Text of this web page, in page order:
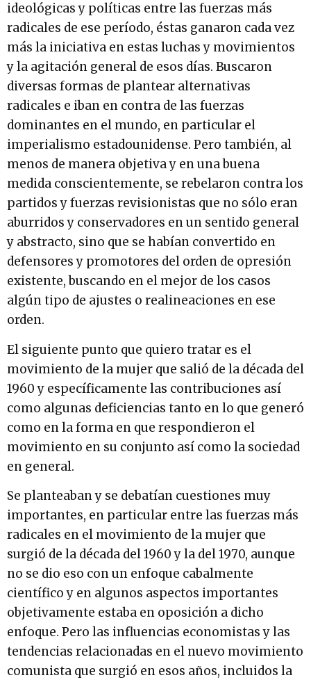
ideológicas y políticas entre las fuerzas más
radicales de ese período, éstas ganaron cada vez
más la iniciativa en estas luchas y movimientos
y la agitación general de esos días. Buscaron
diversas formas de plantear alternativas
radicales e iban en contra de las fuerzas
dominantes en el mundo, en particular el
imperialismo estadounidense. Pero también, al
menos de manera objetiva y en una buena
medida conscientemente, se rebelaron contra los
partidos y fuerzas revisionistas que no sólo eran
aburridos y conservadores en un sentido general
y abstracto, sino que se habían convertido en
defensores y promotores del orden de opresión
existente, buscando en el mejor de los casos
algún tipo de ajustes o realineaciones en ese
orden.
El siguiente punto que quiero tratar es el
movimiento de la mujer que salió de la década del
1960 y específicamente las contribuciones así
como algunas deficiencias tanto en lo que generó
como en la forma en que respondieron el
movimiento en su conjunto así como la sociedad
en general.
Se planteaban y se debatían cuestiones muy
importantes, en particular entre las fuerzas más
radicales en el movimiento de la mujer que
surgió de la década del 1960 y la del 1970, aunque
no se dio eso con un enfoque cabalmente
científico y en algunos aspectos importantes
objetivamente estaba en oposición a dicho
enfoque. Pero las influencias economistas y las
tendencias relacionadas en el nuevo movimiento
comunista que surgió en esos años, incluidos la